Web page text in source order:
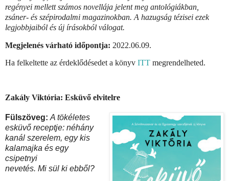
regényei mellett számos novellája jelent meg antológiákban,
zsáner- és szépirodalmi magazinokban. A hazugság tézisei ezek
legjobbjaiból és új írásokból válogat.
Megjelenés várható időpontja: 2022.06.09.
Ha felkeltette az érdeklődésedet a könyv ITT megrendelheted.
Zakály Viktória: Esküvő elvitelre
Fülszöveg: A tökéletes
esküvő receptje: néhány
kanál szerelem, egy kis
kalamajka és egy
csipetnyi
nevetés. Mi sül ki ebből?